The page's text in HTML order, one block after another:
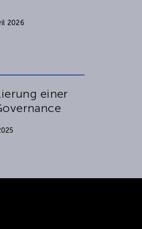
2026
einer